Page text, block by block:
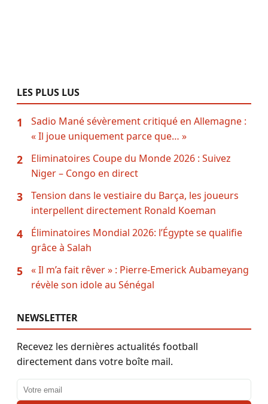
LES PLUS LUS
1
Sadio Mané sévèrement critiqué en Allemagne :
« Il joue uniquement parce que… »
2
Eliminatoires Coupe du Monde 2026 : Suivez
Niger – Congo en direct
3
Tension dans le vestiaire du Barça, les joueurs
interpellent directement Ronald Koeman
4
Éliminatoires Mondial 2026: l’Égypte se qualifie
grâce à Salah
5
« Il m’a fait rêver » : Pierre-Emerick Aubameyang
révèle son idole au Sénégal
NEWSLETTER
Recevez les dernières actualités football
directement dans votre boîte mail.
Adresse email